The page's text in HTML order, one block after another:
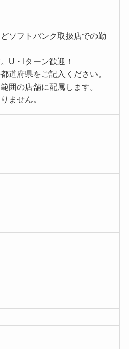
ソフトバンク取扱店での勤
U・Iターン歓迎！
府県をご記入ください。
囲の店舗に配属します。
ません。